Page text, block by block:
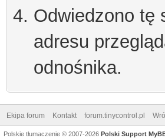
Odwiedzono tę
adresu
odnośnika.
Ekipa forum Kontakt forum.tinycontrol.pl
Polskie tłumaczenie © 2007-2026 Polski Support